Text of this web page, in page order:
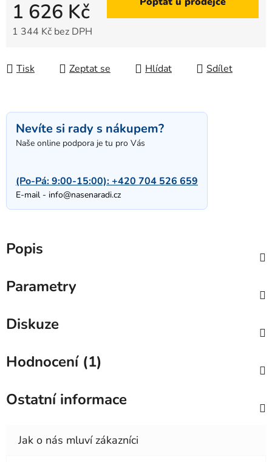
1 626 Kč
1 344 Kč bez DPH
Tisk Zeptat se Hlídat Sdílet
Nevíte si rady s nákupem?
Naše online podpora je tu pro Vás
(Po-Pá: 9:00-15:00):+420 704 526 659
E-mail - info@nasenaradi.cz
Popis
Parametry
Diskuze
Hodnocení (1)
Ostatní informace